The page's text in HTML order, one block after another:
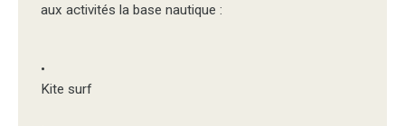
aux activités la base nautique :
Kite surf